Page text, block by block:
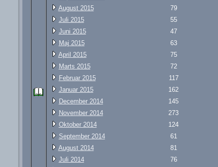
August 2015
79
Juli 2015
55
Juni 2015
47
Maj 2015
63
April 2015
75
Marts 2015
72
Februar 2015
117
Januar 2015
162
December 2014
145
November 2014
273
Oktober 2014
124
September 2014
61
August 2014
81
Juli 2014
76